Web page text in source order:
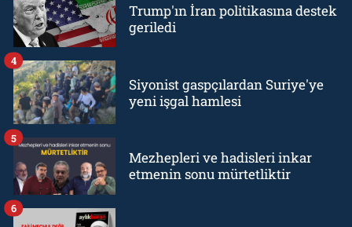
Trump'ın İran politikasına destek
geriledi
Siyonist gaspçılardan Suriye'ye
yeni işgal hamlesi
4
Mezhepleri ve hadisleri inkar
etmenin sonu mürtetliktir
5
6